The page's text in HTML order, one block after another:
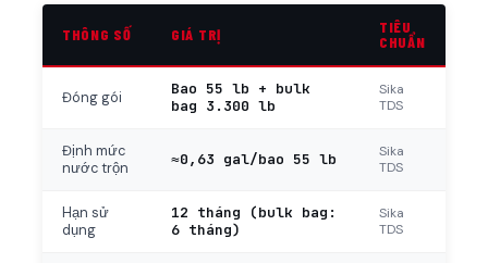
THÔNG SỐ GIÁ TRỊ
TIÊU
CHUẨN
Đóng gói
Bao 55 lb + bulk
bag 3.300 lb
Sika
TDS
Định mức
nước trộn
≈0,63 gal/bao 55 lb
Sika
TDS
Hạn sử
dụng
12 tháng (bulk bag:
6 tháng)
Sika
TDS